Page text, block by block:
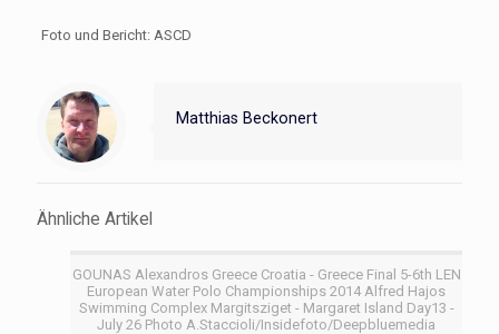
Foto und Bericht: ASCD
Matthias Beckonert
Ähnliche Artikel
GOUNAS Alexandros Greece Croatia - Greece Final 5-6th LEN
European Water Polo Championships 2014 Alfred Hajos
Swimming Complex Margitsziget - Margaret Island Day13 -
July 26 Photo A.Staccioli/Insidefoto/Deepbluemedia